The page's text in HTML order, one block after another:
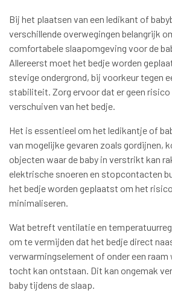
Bij het plaatsen van een ledikant of
verschillende overwegingen belangrijk
comfortabele slaapomgeving voor de
Allereerst moet het bedje worden
stevige ondergrond, bij voorkeur tegen
stabiliteit. Zorg ervoor dat er geen
verschuiven van het bedje.
Het is essentieel om het ledikantje of
van mogelijke gevaren zoals gordijnen,
objecten waar de baby in verstrikt kan
elektrische snoeren en stopcontacten
het bedje worden geplaatst om het
minimaliseren.
Wat betreft ventilatie en
om te vermijden dat het bedje direct
verwarmingselement of onder een
tocht kan ontstaan. Dit kan ongemak
baby tijdens de slaap.